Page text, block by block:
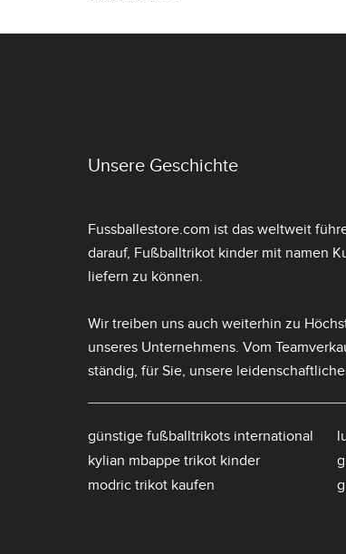
Unsere Geschichte
Fussballestore.com ist das weltweit
darauf, Fußballtrikot kinder mit namen
liefern zu können.
Wir treiben uns auch weiterhin zu
unseres Unternehmens. Vom
ständig, für Sie, unsere
günstige fußballtrikots international
kylian mbappe trikot kinder
modric trikot kaufen